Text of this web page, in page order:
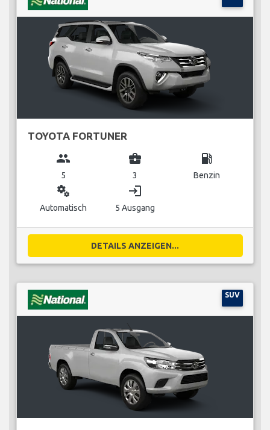
TOYOTA FORTUNER
group
5
business_center
3
local_gas_station
Benzin
miscellaneous_services
Automatisch
login
5 Ausgang
DETAILS ANZEIGEN...
SUV